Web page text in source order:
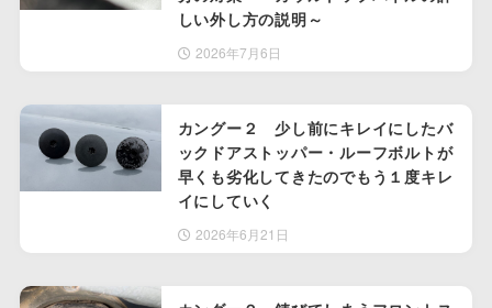
しい外し方の説明～
2026年7月6日
カングー２ 少し前にキレイにしたバ
ックドアストッパー・ルーフボルトが
早くも劣化してきたのでもう１度キレ
イにしていく
2026年6月21日